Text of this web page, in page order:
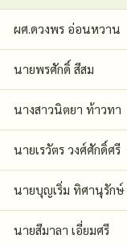
ผศ.ดวงพร อ่อนหวาน
นายพรศักดิ์ สีสม
นางสาวนิตยา ท้าวทา
นายเรวัตร วงศ์ศักดิ์ศรี
นายบุญเริ่ม ทิศานุรักษ์
นายสีมาลา เอี่ยมศรี